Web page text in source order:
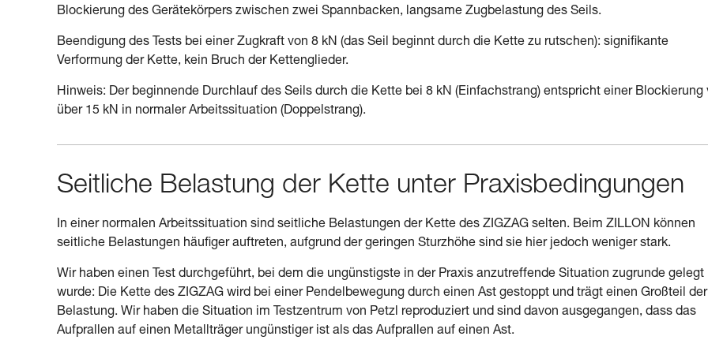
Blockierung des Gerätekörpers zwischen zwei Spannbacken, langsame Zugbelastung des Seils.
Beendigung des Tests bei einer Zugkraft von 8 kN (das Seil beginnt durch die Kette zu rutschen): signifikante
Verformung der Kette, kein Bruch der Kettenglieder.
Hinweis: Der beginnende Durchlauf des Seils durch die Kette bei 8 kN (Einfachstrang) entspricht einer Blockierung
über 15 kN in normaler Arbeitssituation (Doppelstrang).
Seitliche Belastung der Kette unter Praxisbedingungen
In einer normalen Arbeitssituation sind seitliche Belastungen der Kette des ZIGZAG selten. Beim ZILLON können
seitliche Belastungen häufiger auftreten, aufgrund der geringen Sturzhöhe sind sie hier jedoch weniger stark.
Wir haben einen Test durchgeführt, bei dem die ungünstigste in der Praxis anzutreffende Situation zugrunde gelegt
wurde: Die Kette des ZIGZAG wird bei einer Pendelbewegung durch einen Ast gestoppt und trägt einen Großteil der
Belastung. Wir haben die Situation im Testzentrum von Petzl reproduziert und sind davon ausgegangen, dass das
Aufprallen auf einen Metallträger ungünstiger ist als das Aufprallen auf einen Ast.